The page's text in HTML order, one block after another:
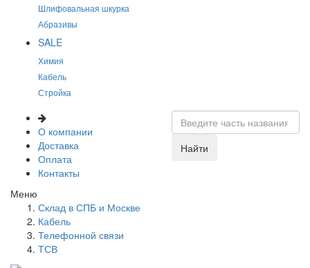
Шлифовальная шкурка
Абразивы
SALE
Химия
Кабель
Стройка
О компании
Доставка
Оплата
Контакты
Найти
Меню
Склад в СПБ и Москве
Кабель
Телефонной связи
ТСВ